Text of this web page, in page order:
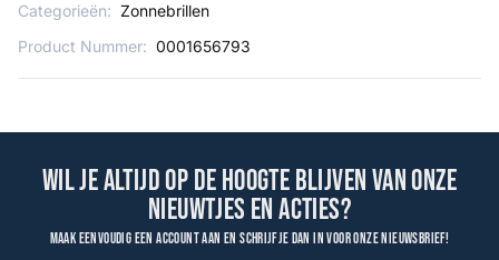
Categorieën: Zonnebrillen
Product Nummer: 0001656793
Wil je altijd op de hoogte blijven van onze
nieuwtjes en acties?
Maak eenvoudig een account aan en schrijf je dan in voor onze nieuwsbrief!